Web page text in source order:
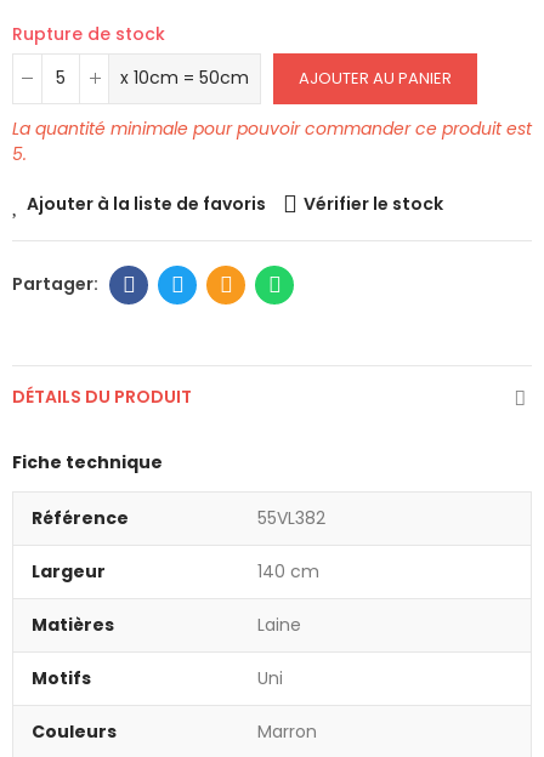
Rupture de stock
x 10cm = 50cm
AJOUTER AU PANIER
La quantité minimale pour pouvoir commander ce produit est
5.
Ajouter à la liste de favoris Vérifier le stock
DÉTAILS DU PRODUIT
Fiche technique
Référence 55VL382
Largeur 140 cm
Matières Laine
Motifs Uni
Couleurs Marron